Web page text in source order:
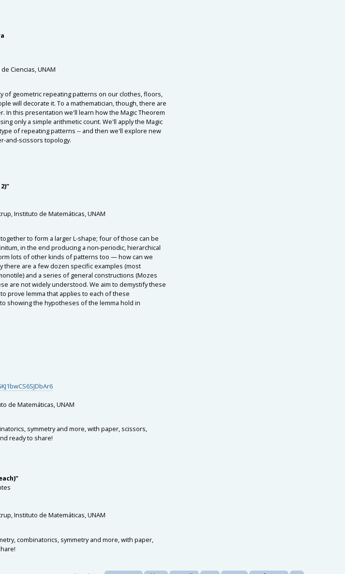
Ciencias, UNAM
of geometric repeating patterns on our clothes, floors,
will decorate it. To a mathematician, though, there are
In this presentation we'll learn how the Magic Theorem
only a simple arithmetic count. We'll apply the Magic
of repeating patterns -- and then we'll explore new
and-scissors topology.
Instituto de Matemáticas, UNAM
to form a larger L-shape; four of those can be
in the end producing a non-periodic, hierarchical
lots of other kinds of patterns too — how can we
there are a few dozen specific examples (most
and a series of general constructions (Mozes
are not widely understood. We aim to demystify these
prove lemma that applies to each of these
showing the hypotheses of the lemma hold in
de Matemáticas, UNAM
symmetry and more, with paper, scissors,
ready to share!
Instituto de Matemáticas, UNAM
combinatorics, symmetry and more, with paper,